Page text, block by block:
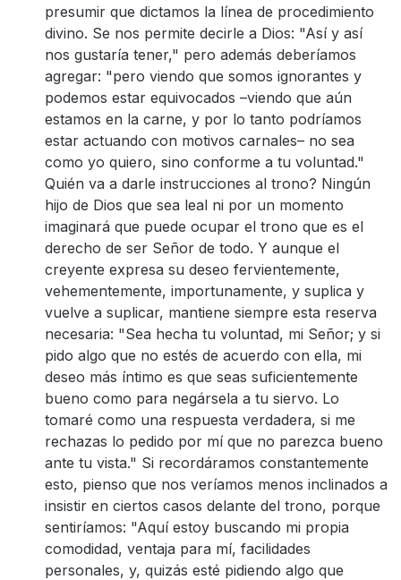
presumir que dictamos la línea de procedimiento
divino. Se nos permite decirle a Dios: "Así y así
nos gustaría tener," pero además deberíamos
agregar: "pero viendo que somos ignorantes y
podemos estar equivocados –viendo que aún
estamos en la carne, y por lo tanto podríamos
estar actuando con motivos carnales– no sea
como yo quiero, sino conforme a tu voluntad."
Quién va a darle instrucciones al trono? Ningún
hijo de Dios que sea leal ni por un momento
imaginará que puede ocupar el trono que es el
derecho de ser Señor de todo. Y aunque el
creyente expresa su deseo fervientemente,
vehementemente, importunamente, y suplica y
vuelve a suplicar, mantiene siempre esta reserva
necesaria: "Sea hecha tu voluntad, mi Señor; y si
pido algo que no estés de acuerdo con ella, mi
deseo más íntimo es que seas suficientemente
bueno como para negársela a tu siervo. Lo
tomaré como una respuesta verdadera, si me
rechazas lo pedido por mí que no parezca bueno
ante tu vista." Si recordáramos constantemente
esto, pienso que nos veríamos menos inclinados a
insistir en ciertos casos delante del trono, porque
sentiríamos: "Aquí estoy buscando mi propia
comodidad, ventaja para mí, facilidades
personales, y, quizás esté pidiendo algo que